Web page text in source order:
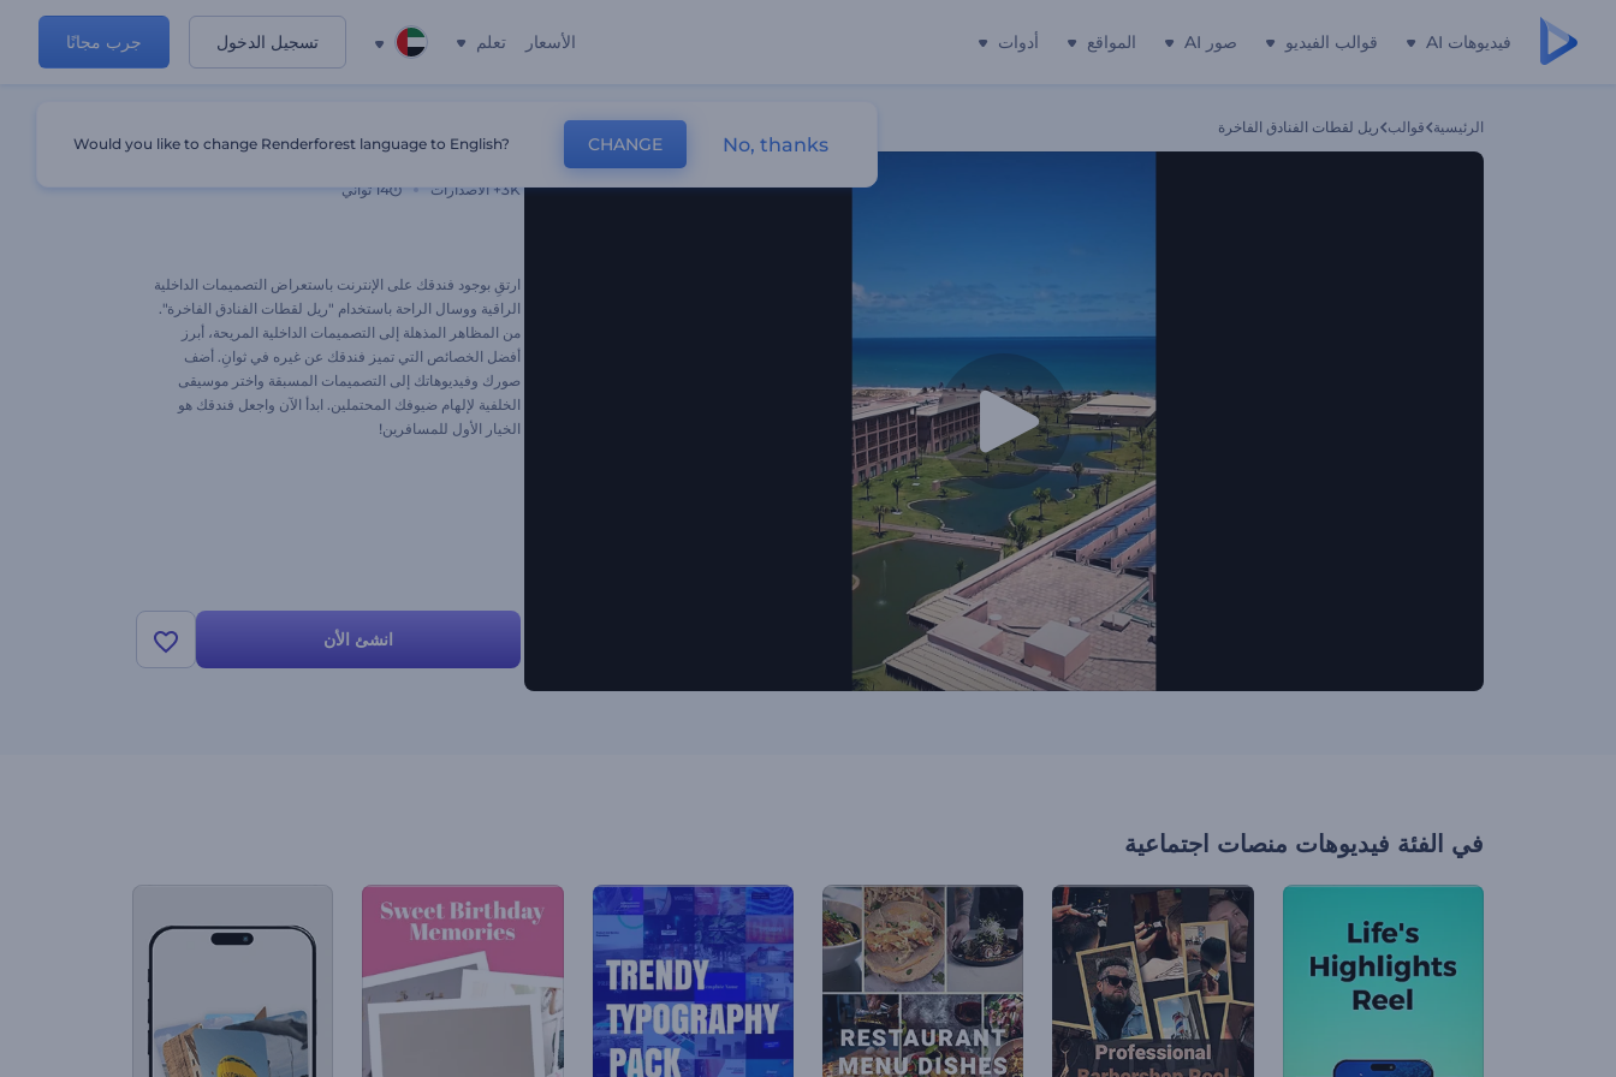
فيديوهات AI قوالب الفيديو صور AI المواقع أدوات الأسعار تعلم تسجيل الدخول جرب مجانًا
الرئيسية قوالب ريل لقطات الفنادق الفاخرة
3K+ الاصدارات 14 ثواني
ارتقِ بوجود فندقك على الإنترنت باستعراض التصميمات الداخلية
الراقية ووسال الراحة باستخدام "ريل لقطات الفنادق الفاخرة".
من المظاهر المذهلة إلى التصميمات الداخلية المريحة، أبرز
أفضل الخصائص التي تميز فندقك عن غيره في ثوانِ. أضف
صورك وفيديوهاتك إلى التصميمات المسبقة واختر موسيقى
الخلفية لإلهام ضيوفك المحتملين. ابدأ الآن واجعل فندقك هو
الخيار الأول للمسافرين!
انشئ الأن
في الفئة فيديوهات منصات اجتماعية
Would you like to change Renderforest language to English? CHANGE No, thanks